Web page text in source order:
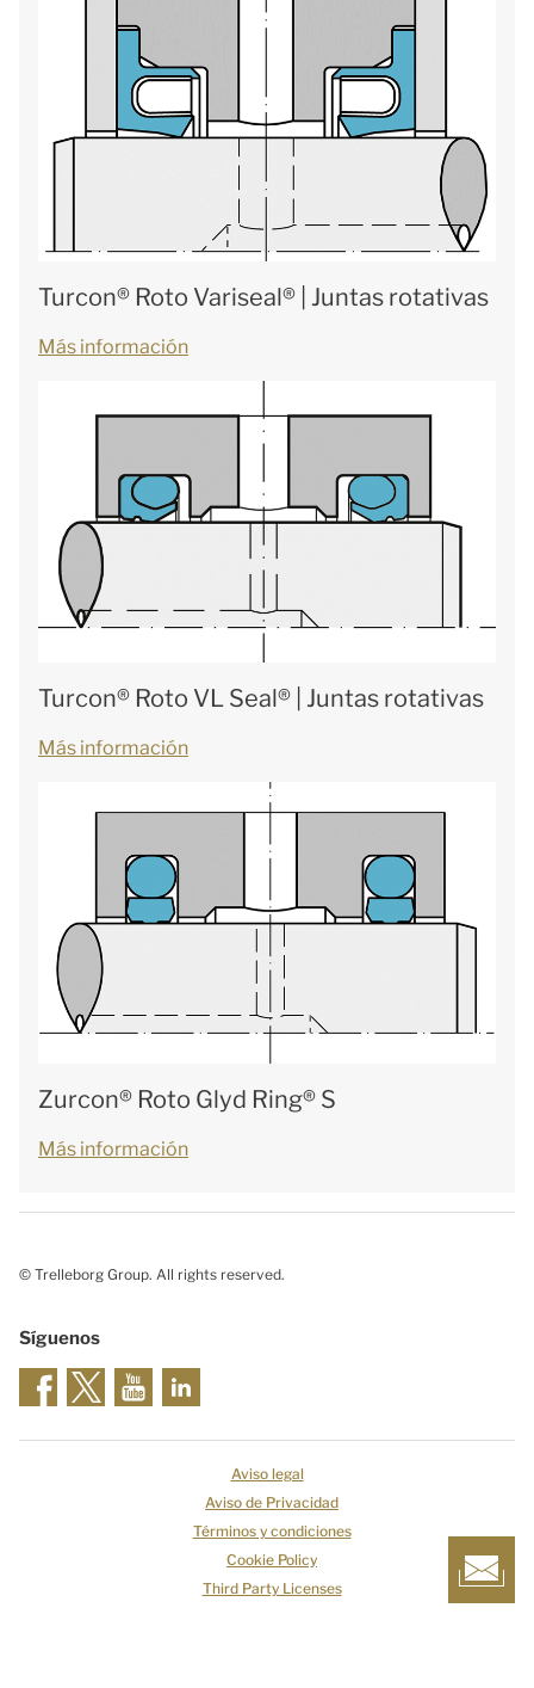
Turcon® Roto Variseal® | Juntas rotativas
Más información
Turcon® Roto VL Seal® | Juntas rotativas
Más información
Zurcon® Roto Glyd Ring® S
Más información
© Trelleborg Group. All rights reserved.
Síguenos
Aviso legal
Aviso de Privacidad
Términos y condiciones
Cookie Policy
Third Party Licenses